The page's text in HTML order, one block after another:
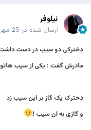
نیلوفر
ارسال شده در 25 مهر، 2022
دخترکی دو سیب در دست
مادرش گفت : یکی از سیب
دخترک یک گاز بر این سیب زد
و گازی به آن سیب !